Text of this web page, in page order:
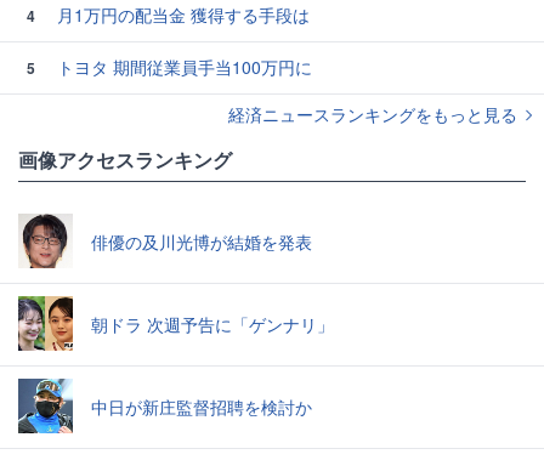
4 月1万円の配当金 獲得する手段は
5
トヨタ 期間従業員手当100万円に
経済ニュースランキングをもっと見る
画像アクセスランキング
俳優の及川光博が結婚を発表
朝ドラ 次週予告に「ゲンナリ」
中日が新庄監督招聘を検討か